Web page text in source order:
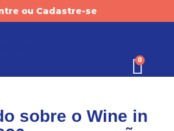
ou Cadastre-se
sobre o Wine in